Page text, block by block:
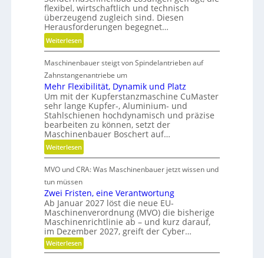
b
s
z
e
i
t
d
a
n
k
Ö
l
a
u
l
e
i
c
h
i
e
-
u
n
e
t
r
i
e
b
e
l
o
s
flexibel, wirtschaftlich und technisch
überzeugend zugleich sind. Diesen
Herausforderungen begegnet…
Weiterlesen:
M
e
h
r
S
t
e
i
f
i
k
e
i
u
n
d
P
Maschinenbauer steigt von Spindelantrieben auf
Zahnstangenantriebe um
Mehr Flexibilität, Dynamik und Platz
Um mit der Kupferstanzmaschine CuMaster
sehr lange Kupfer-, Aluminium- und
Stahlschienen hochdynamisch und präzise
bearbeiten zu können, setzt der
Maschinenbauer Boschert auf…
Weiterlesen:
M
e
h
r
F
l
e
x
i
MVO und CRA: Was Maschinenbauer jetzt wissen und
tun müssen
Zwei Fristen, eine Verantwortung
Ab Januar 2027 löst die neue EU-
Maschinenverordnung (MVO) die bisherige
Maschinenrichtlinie ab – und kurz darauf,
im Dezember 2027, greift der Cyber…
Weiterlesen:
Z